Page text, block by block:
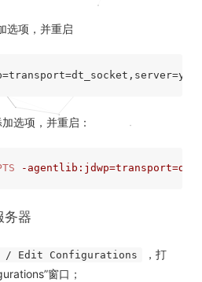
选项，并重启
选项，并重启：
-
务器
/ Edit Configurations
，打
窗口；